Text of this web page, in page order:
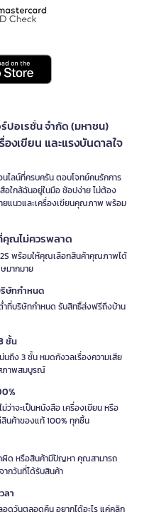
ร์ปอเรชั่น จำกัด (มหาชน)
งเขียน และแรงบันดาลใจ
ไลน์ที่ครบครัน ตอบโจทย์คนรักการ
อใกล้ฉันอยู่ในมือ ช้อปง่าย ไม่ต้อง
ยแนวและเครื่องเขียนคุณภาพ พร้อม
คุณไม่ควรพลาด
พร้อมให้คุณเลือกสินค้าคุณภาพได้
มากมาย
ษัทกำหนด
ที่บริษัทกำหนด รับสิทธิ์ส่งฟรีถึงบ้าน
ชั้น
ถึง 3 ชั้น หมดกังวลเรื่องความเสีย
ภาพสมบูรณ์
ว่าจะเป็นหนังสือ เครื่องเขียน หรือ
นค้าของแท้ 100% ทุกชิ้น
กผิด หรือสินค้ามีปัญหา คุณสามารถ
ากวันที่ได้รับสินค้า
ลา
ดวันตลอดคืน อยากได้อะไร แค่คลิก